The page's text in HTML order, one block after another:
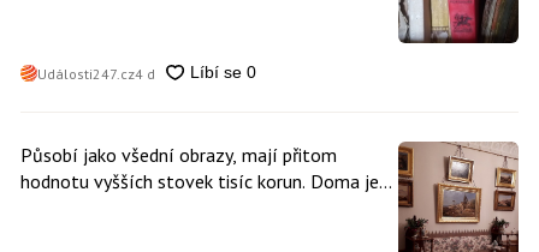
Události247.cz4 d
Působí jako všední obrazy, mají přitom
hodnotu vyšších stovek tisíc korun. Doma je